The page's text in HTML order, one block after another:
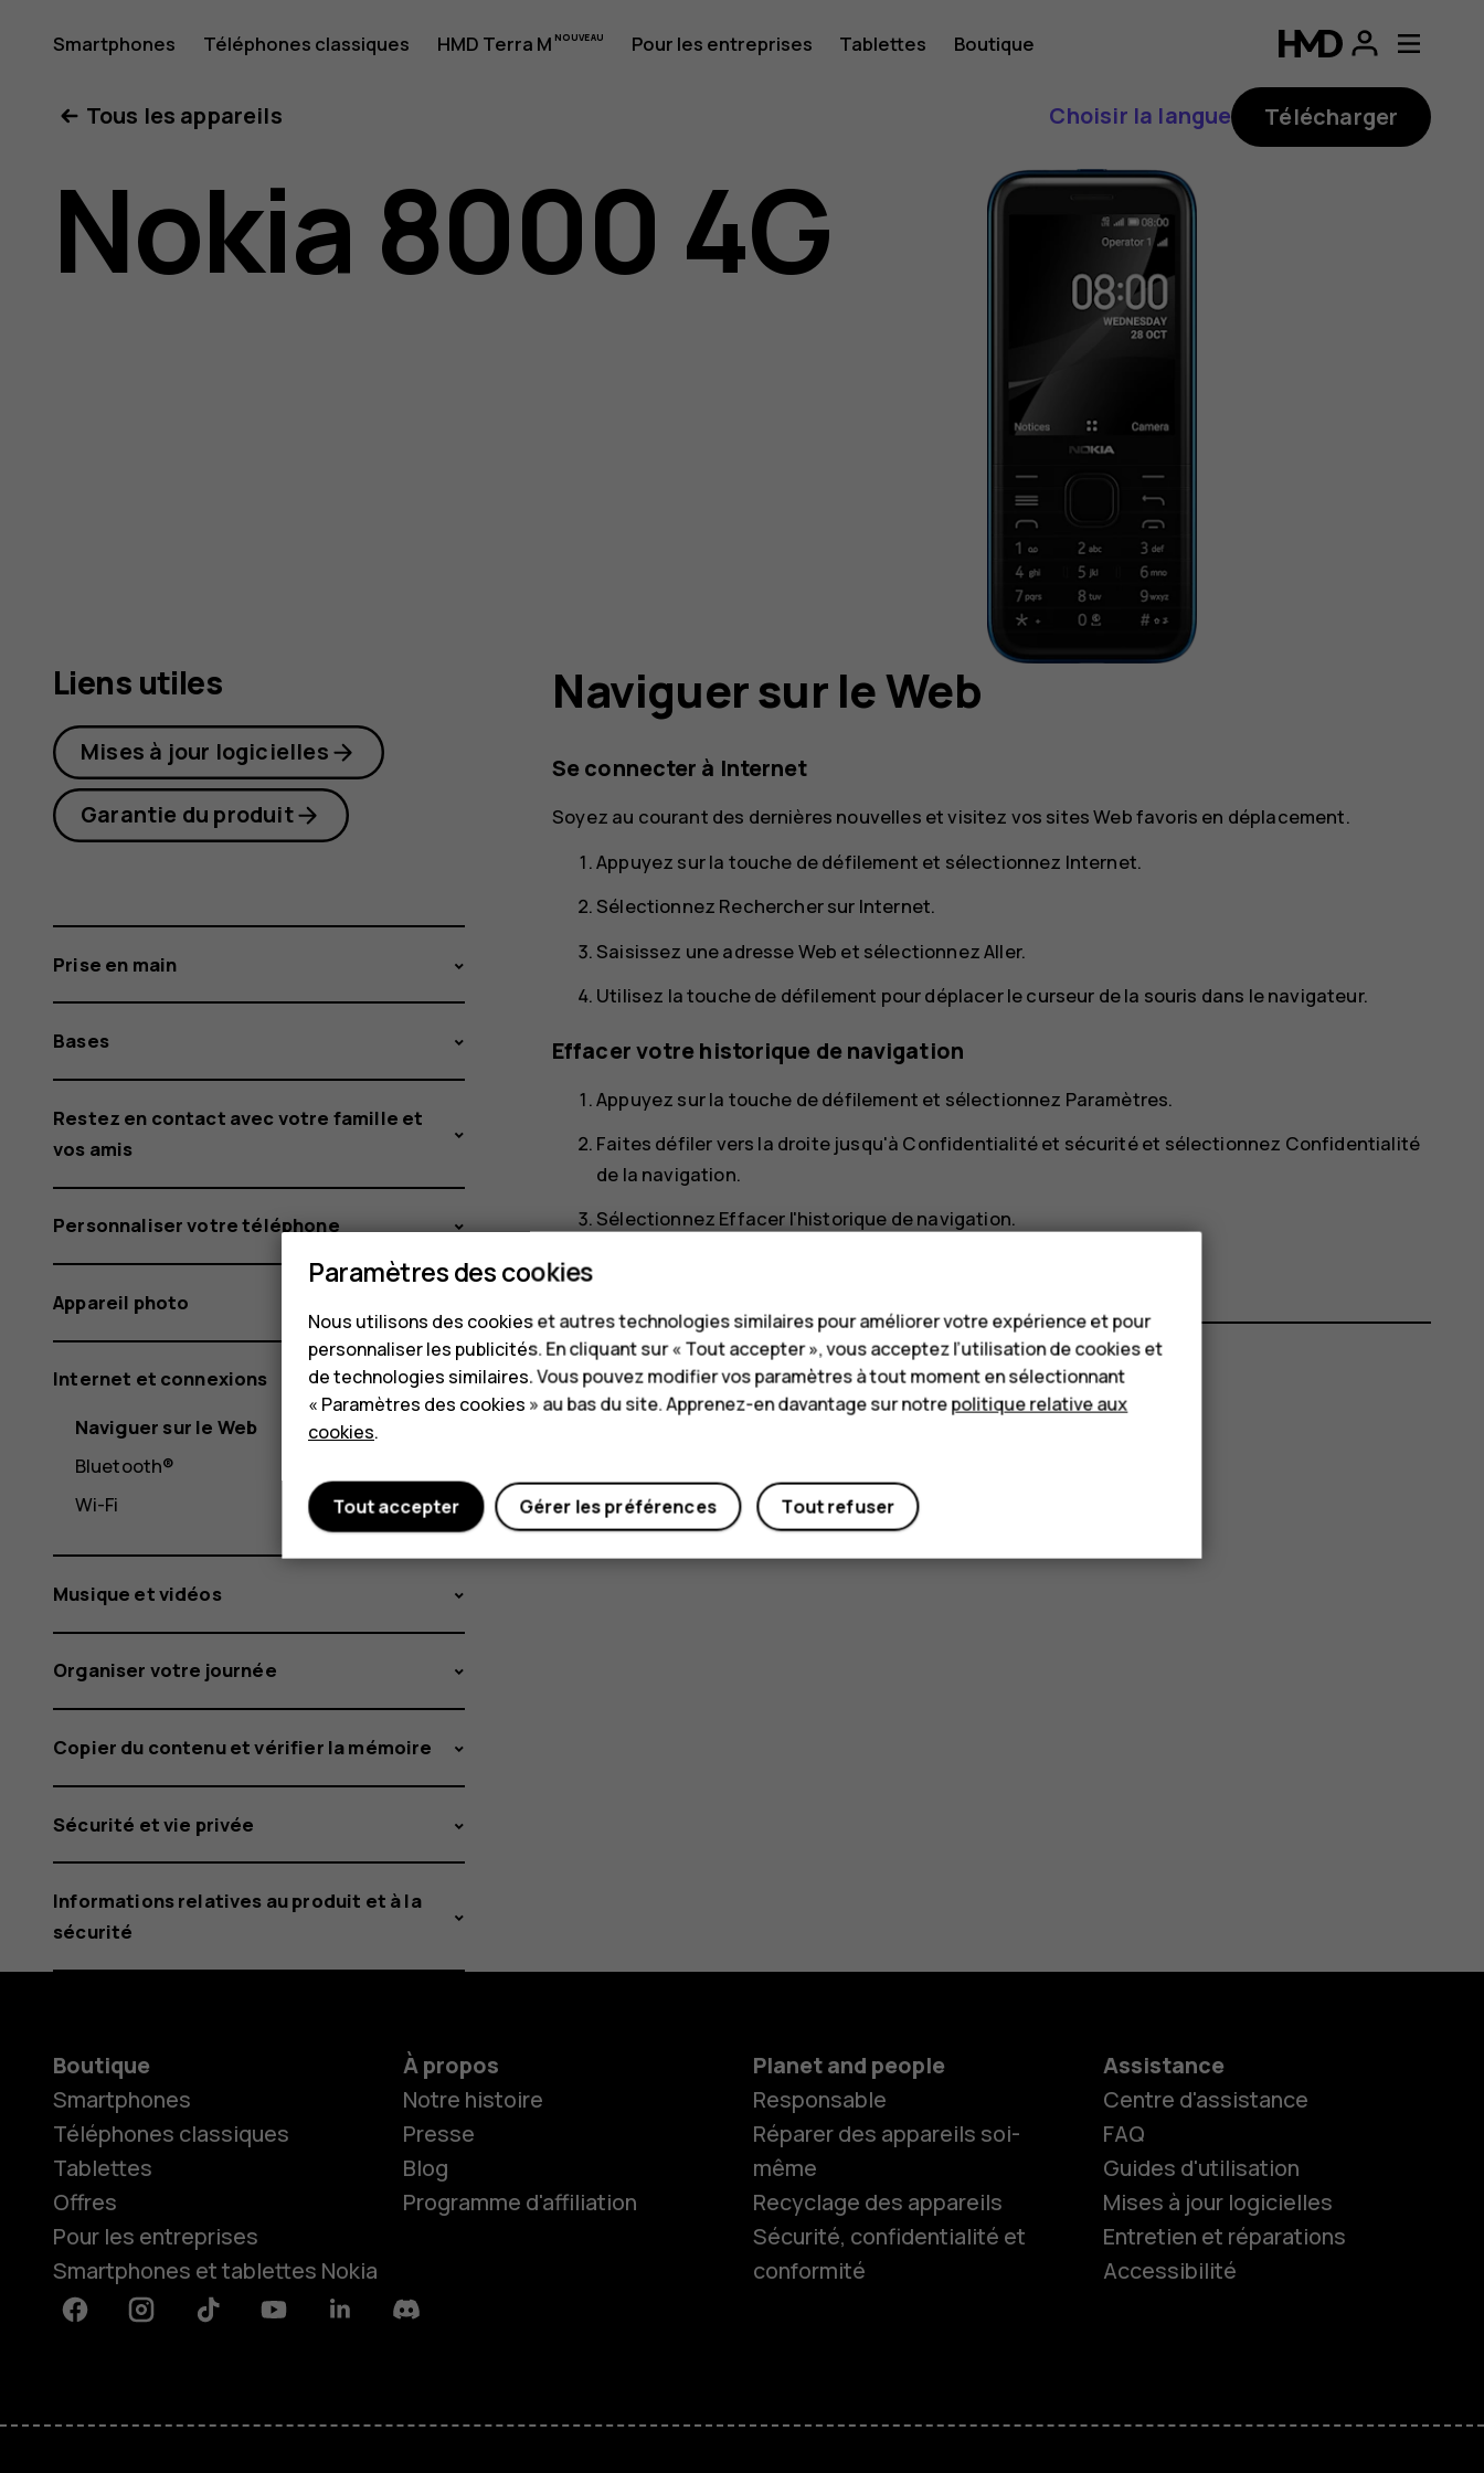
Guide
d'utilisation
Nokia
Smartphones Téléphones classiques HMD Terra M Pour les entreprises Tablettes Boutique
Smartphones
Tous les appareils
Choisir la langue Télécharger
Nokia 8000 4G
Naviguer sur le Web
Se connecter à Internet
Soyez au courant des dernières nouvelles et visitez vos sites Web favoris en déplacement.
Appuyez sur la touche de défilement et sélectionnez Internet.
Sélectionnez Rechercher sur Internet.
Saisissez une adresse Web et sélectionnezAller.
Utilisez la touche de défilement pour déplacer le curseur de la souris dans le navigateur.
Effacer votre historique de navigation
Appuyez sur la touche de défilement et sélectionnez Paramètres.
Faites défiler vers la droite jusqu'à Confidentialité et sécuritéet sélectionnez Confidentialité
de la navigation.
Sélectionnez Effacer l'historique de navigation.
Avez-vous trouvé cela utile?
Oui Non
Liens utiles
Mises à jour logicielles
Garantie du produit
Prise en main
Bases
Restez en contact avec votre famille et
vos amis
Personnaliser votre téléphone
Appareil photo
Internet et connexions
Naviguer sur le Web
Bluetooth®
Wi-Fi
Musique et vidéos
Organiser votre journée
Copier du contenu et vérifier la mémoire
Sécurité et vie privée
Informations relatives au produit et à la
sécurité
Boutique
Smartphones
Téléphones classiques
Tablettes
Offres
Pour les entreprises
Smartphones et tablettes Nokia
À propos
Notre histoire
Presse
Blog
Programme d'affiliation
Planet and people
Responsable
Réparer des appareils soi-
même
Recyclage des appareils
Sécurité, confidentialité et
conformité
Assistance
Centre d'assistance
FAQ
Guides d'utilisation
Mises à jour logicielles
Entretien et réparations
Accessibilité
FacebookInstagramTiktok YoutubeLinkedinDiscord
Paramètres des cookies
Nous utilisons des cookies et autres technologies similaires pour améliorer votre expérience et pour
personnaliser les publicités. En cliquant sur « Tout accepter », vous acceptez l’utilisation de cookies et
de technologies similaires. Vous pouvez modifier vos paramètres à tout moment en sélectionnant
« Paramètres des cookies » au bas du site. Apprenez-en davantage sur notrepolitique relative aux
cookies.
Tout refuser
Gérer les préférences
Tout accepter